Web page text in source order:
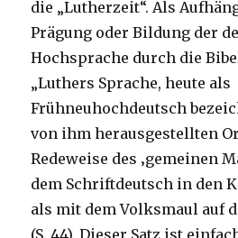
die „Lutherzeit“. Als
Prägung oder Bildung der
Hochsprache durch die
„Luthers Sprache, heute als
Frühneuhochdeutsch
von ihm herausgestellten
Redeweise des ‚gemeinen
dem Schriftdeutsch in den
als mit dem Volksmaul auf